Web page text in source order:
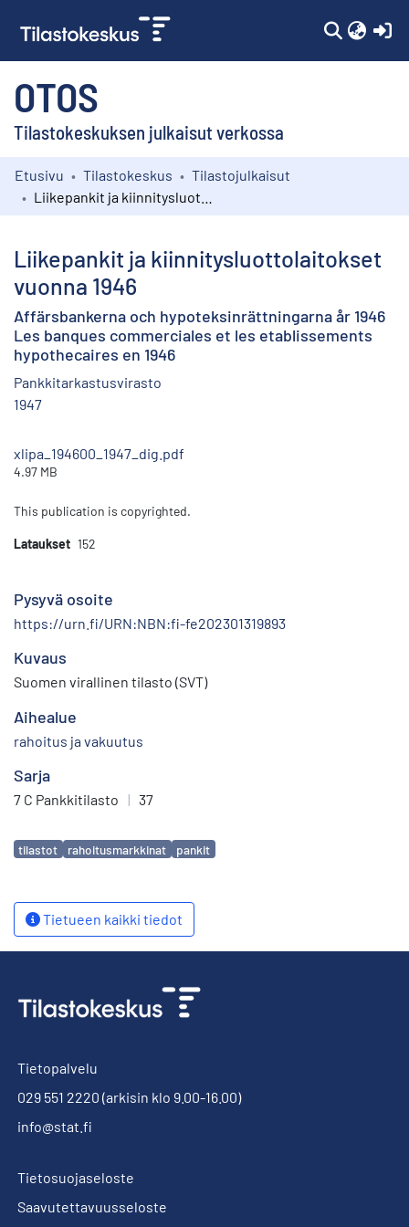
OTOS
Tilastokeskuksen julkaisut verkossa
Kokoelmat
Etusivu Tilastokeskus
Tilastojulkaisut
Liikepankit ja kiinnitysluottolaitokset
vuonna 1946
Affärsbankerna och hypoteksinrättningarna år 1946
Les banques commerciales et les etablissements
hypothecaires en 1946
Pankkitarkastusvirasto
1947
xlipa_194600_1947_dig.pdf
4.97 MB
This publication is copyrighted.
Lataukset 152
Pysyvä osoite
https://urn.fi/URN:NBN:fi-fe202301319893
Kuvaus
Suomen virallinen tilasto (SVT)
Aihealue
rahoitus ja vakuutus
Sarja
7 C Pankkitilasto | 37
Avainsanat
tilastot rahoitusmarkkinat pankit
Tietueen kaikki tiedot
Tietopalvelu
029 551 2220 (arkisin klo 9.00-16.00)
info@stat.fi
Tietosuojaseloste
Saavutettavuusseloste